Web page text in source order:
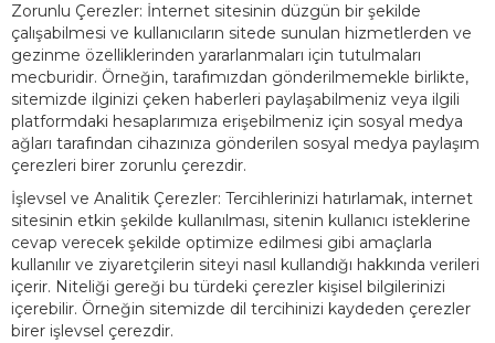
Zorunlu Çerezler: İnternet sitesinin düzgün bir şekilde
çalışabilmesi ve kullanıcıların sitede sunulan hizmetlerden ve
gezinme özelliklerinden yararlanmaları için tutulmaları
mecburidir. Örneğin, tarafımızdan gönderilmemekle birlikte,
sitemizde ilginizi çeken haberleri paylaşabilmeniz veya ilgili
platformdaki hesaplarımıza erişebilmeniz için sosyal medya
ağları tarafından cihazınıza gönderilen sosyal medya paylaşım
çerezleri birer zorunlu çerezdir.
İşlevsel ve Analitik Çerezler: Tercihlerinizi hatırlamak, internet
sitesinin etkin şekilde kullanılması, sitenin kullanıcı isteklerine
cevap verecek şekilde optimize edilmesi gibi amaçlarla
kullanılır ve ziyaretçilerin siteyi nasıl kullandığı hakkında verileri
içerir. Niteliği gereği bu türdeki çerezler kişisel bilgilerinizi
içerebilir. Örneğin sitemizde dil tercihinizi kaydeden çerezler
birer işlevsel çerezdir.